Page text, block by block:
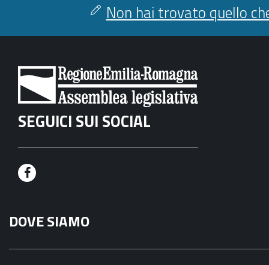
Non hai trovato quello
SEGUICI SUI SOCIAL
F
c
e
DOVE SIAMO